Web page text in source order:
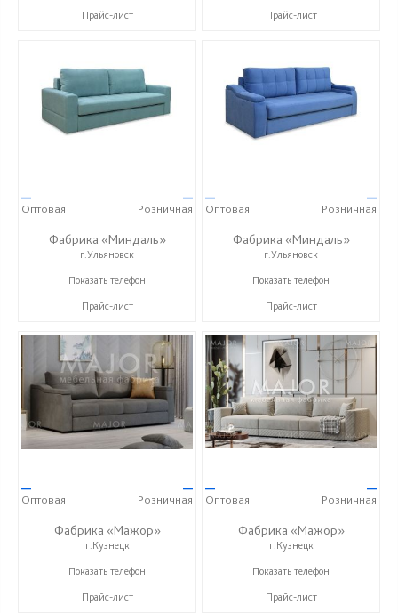
Прайс-лист Прайс-лист
—
Оптовая
—
Розничная
Фабрика «Миндаль»
г.Ульяновск
+7 (927) 630-62-82
Показать телефон
Прайс-лист
—
Оптовая
—
Розничная
Фабрика «Миндаль»
г.Ульяновск
+7 (927) 630-62-82
Показать телефон
Прайс-лист
—
Оптовая
—
Розничная
Фабрика «Мажор»
г.Кузнецк
+7 (999) 611-98-99
Показать телефон
Прайс-лист
—
Оптовая
—
Розничная
Фабрика «Мажор»
г.Кузнецк
+7 (999) 611-98-99
Показать телефон
Прайс-лист